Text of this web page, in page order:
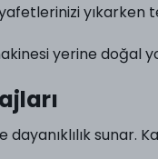
yerine doğal
dayanıklılık sunar.